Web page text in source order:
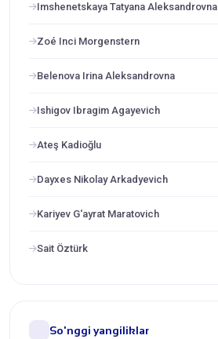
Imshenetskaya Tatyana Aleksandrovna
Zoé Inci Morgenstern
Belenova Irina Aleksandrovna
Ishigov Ibragim Agayevich
Ateş Kadioğlu
Dayxes Nikolay Arkadyevich
Kariyev G‘ayrat Maratovich
Sait Öztürk
So'nggi yangiliklar